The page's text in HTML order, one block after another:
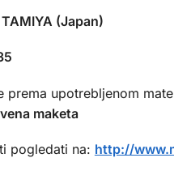
TAMIYA (Japan)
prema upotrebljenom
maketa
pogledati na: http://